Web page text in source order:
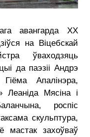
авангарда XX
на Віцебскай
ўваходзяць
да паэзіі Андрэ
Апалінэра,
Леаніда Мясіна і
роспіс
скульптура,
мастак захоўваў